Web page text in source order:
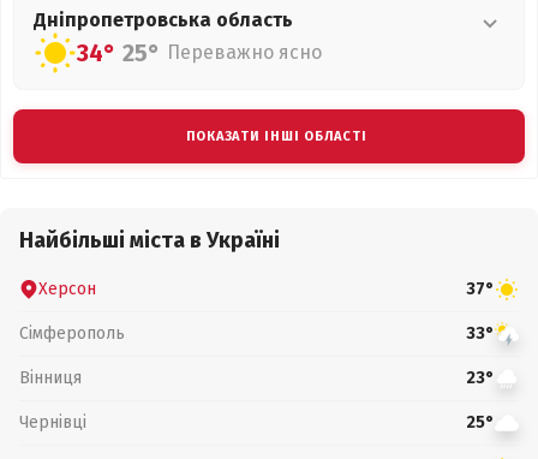
Дніпропетровська область
34° 25° Переважно ясно
ПОКАЗАТИ ІНШІ ОБЛАСТІ
Найбільші міста в Україні
Херсон 37°
Сімферополь 33°
Вінниця 23°
Чернівці 25°